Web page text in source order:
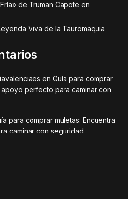
de Truman Capote en
Viva de la Tauromaquia
en Guía para comprar
apoyo perfecto para caminar con
para comprar muletas: Encuentra
caminar con seguridad